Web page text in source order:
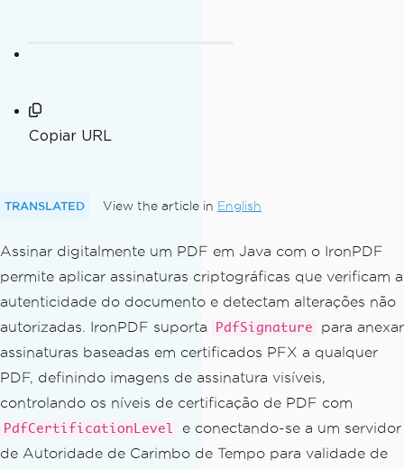
Copiar URL
TRANSLATED View the article in English
Assinar digitalmente um PDF em Java com o IronPDF
permite aplicar assinaturas criptográficas que verificam a
autenticidade do documento e detectam alterações não
autorizadas. IronPDF suporta
PdfSignature
para anexar
assinaturas baseadas em certificados PFX a qualquer
PDF, definindo imagens de assinatura visíveis,
controlando os níveis de certificação de PDF com
PdfCertificationLevel
e conectando-se a um servidor
de Autoridade de Carimbo de Tempo para validade de